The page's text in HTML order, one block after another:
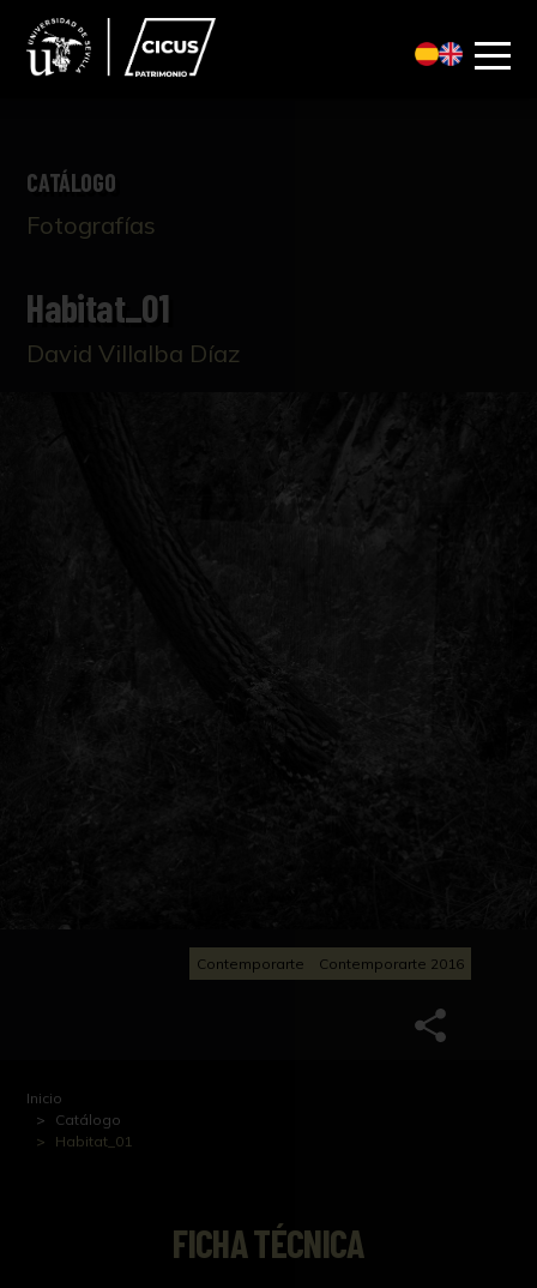
CATÁLOGO
Fotografías
Habitat_01
David Villalba Díaz
Contemporarte Contemporarte 2016
Inicio
Catálogo
Habitat_01
FICHA TÉCNICA